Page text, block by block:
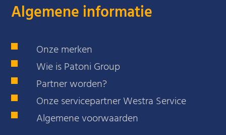
Algemene informatie
Onze merken
Wie is Patoni Group
Partner worden?
Onze servicepartner Westra Service
Algemene voorwaarden